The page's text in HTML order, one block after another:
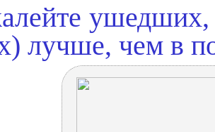
лучше, чем в